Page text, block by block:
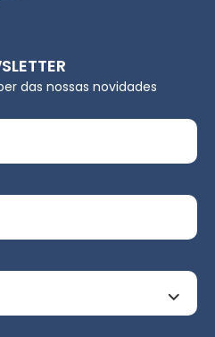
das nossas novidades